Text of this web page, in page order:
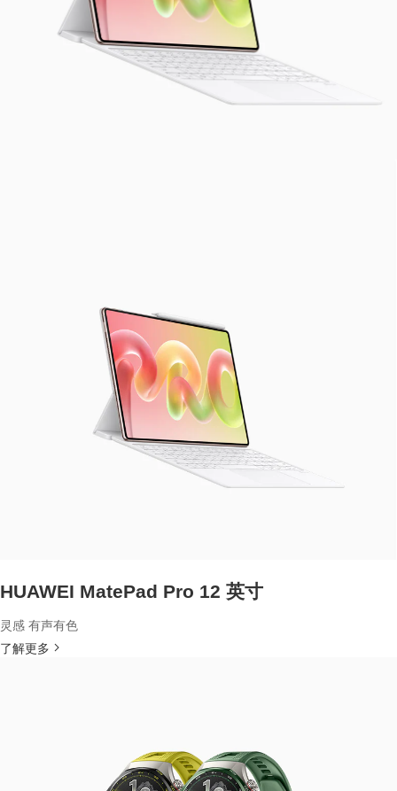
HUAWEI MatePad Pro 12 英寸
灵感 有声有色
了解更多